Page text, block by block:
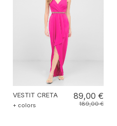
VESTIT CRETA
+ colors
89,00 €
189,00 €